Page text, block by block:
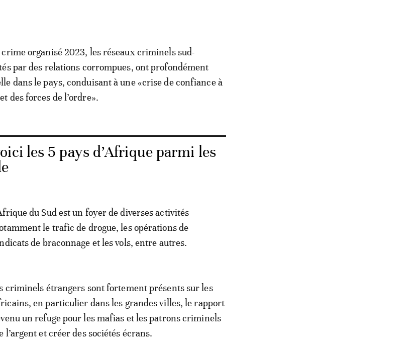
organisé 2023, les réseaux criminels sud-
par des relations corrompues, ont profondément
dans le pays, conduisant à une «crise de confiance à
des forces de l’ordre».
les 5 pays d’Afrique parmi les
du Sud est un foyer de diverses activités
le trafic de drogue, les opérations de
de braconnage et les vols, entre autres.
criminels étrangers sont fortement présents sur les
en particulier dans les grandes villes, le rapport
un refuge pour les mafias et les patrons criminels
et créer des sociétés écrans.